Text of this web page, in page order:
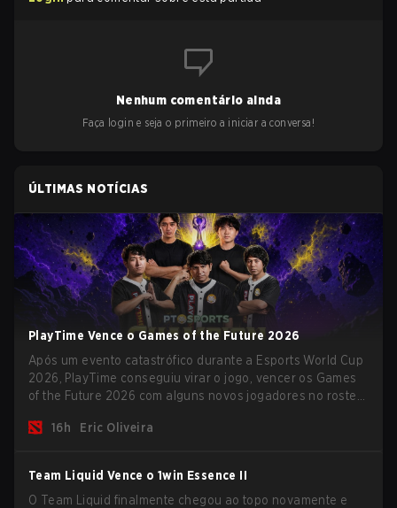
Nenhum comentário ainda
Faça login e seja o primeiro a iniciar a conversa!
ÚLTIMAS NOTÍCIAS
PlayTime Vence o Games of the Future 2026
Após um evento catastrófico durante a Esports World Cup
2026, PlayTime conseguiu virar o jogo, vencer os Games
of the Future 2026 com alguns novos jogadores no roster
da nova temporada.
16h Eric Oliveira
Team Liquid Vence o 1win Essence II
O Team Liquid finalmente chegou ao topo novamente e